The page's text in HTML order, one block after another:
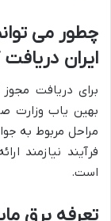
چطور می
ایران
برای دریافت
بهین یاب وزارت
مراحل مربوط به
فرآیند نیازمند
است.
تعرفه برق